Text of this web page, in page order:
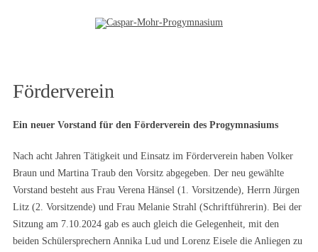
Förderverein
Ein neuer Vorstand für den Förderverein des Progymnasiums
Nach acht Jahren Tätigkeit und Einsatz im Förderverein haben Volker
Braun und Martina Traub den Vorsitz abgegeben. Der neu gewählte
Vorstand besteht aus Frau Verena Hänsel (1. Vorsitzende), Herrn Jürgen
Litz (2. Vorsitzende) und Frau Melanie Strahl (Schriftführerin). Bei der
Sitzung am 7.10.2024 gab es auch gleich die Gelegenheit, mit den
beiden Schülersprechern Annika Lud und Lorenz Eisele die Anliegen zu